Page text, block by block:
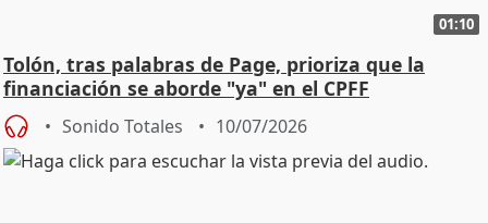
01:10
Tolón, tras palabras de Page, prioriza que la
financiación se aborde "ya" en el CPFF
Sonido Totales 10/07/2026